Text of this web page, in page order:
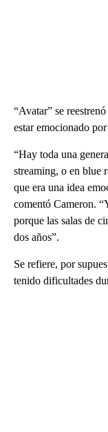
“Avatar” se
estar emocionado
“Hay toda una
streaming, o en blue
que era una idea
comentó Cameron.
porque las salas de
dos años”.
Se refiere, por
tenido dificultades